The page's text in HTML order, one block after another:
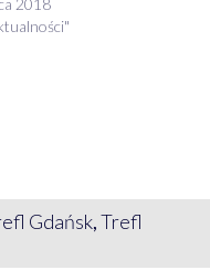
2018
Gdańsk,Trefl